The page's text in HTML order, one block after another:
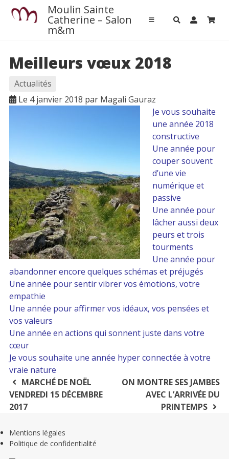
Passer
Moulin Sainte
Catherine – Salon
m&m
Meilleurs vœux 2018
Actualités
Le 4 janvier 2018 par Magali Gauraz
Je vous souhaite
une année 2018
constructive
Une année pour
couper souvent
d’une vie
numérique et
passive
Une année pour
lâcher aussi deux
peurs et trois
tourments
Une année pour
abandonner encore quelques schémas et préjugés
Une année pour sentir vibrer vos émotions, votre
empathie
Une année pour affirmer vos idéaux, vos pensées et
vos valeurs
Une année en actions qui sonnent juste dans votre
cœur
Je vous souhaite une année hyper connectée à votre
vraie nature
Navigation
de
MARCHÉ DE NOËL
VENDREDI 15 DÉCEMBRE
2017
ON MONTRE SES JAMBES
AVEC L’ARRIVÉE DU
PRINTEMPS
Mentions légales
Politique de confidentialité
Accueil
Pour venir
L’aventure Chaux-chanvre
Les activités près de chez nous
A la rencontre des producteurs locaux
Patrimoine
MASSAGES M&M
Salon de massages m&m
Actualités m&m
Boutique en ligne
Massages
Soins bien-être
Bons cadeaux
FAQ – salon m&m
CHAMBRES PRIVÉES
CHAMBRES PRIVÉES